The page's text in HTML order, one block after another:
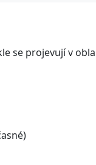
se projevují v